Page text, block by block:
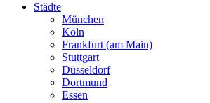
Städte
München
Köln
Frankfurt (am Main)
Stuttgart
Düsseldorf
Dortmund
Essen